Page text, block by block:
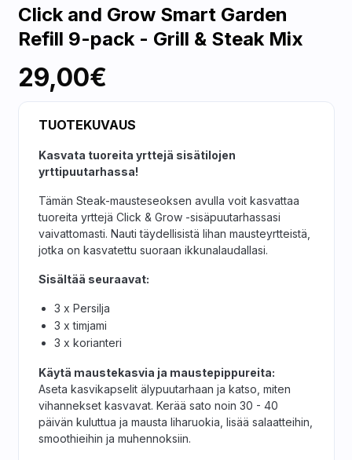
Click and Grow Smart Garden
Refill 9-pack - Grill & Steak Mix
29,00€
TUOTEKUVAUS
Kasvata tuoreita yrttejä sisätilojen
yrttipuutarhassa!
Tämän Steak-mausteseoksen avulla voit kasvattaa
tuoreita yrttejä Click & Grow -sisäpuutarhassasi
vaivattomasti. Nauti täydellisistä lihan mausteyrtteistä,
jotka on kasvatettu suoraan ikkunalaudallasi.
Sisältää seuraavat:
3 x Persilja
3 x timjami
3 x korianteri
Käytä maustekasvia ja maustepippureita:
Aseta kasvikapselit älypuutarhaan ja katso, miten
vihannekset kasvavat. Kerää sato noin 30 - 40
päivän kuluttua ja mausta liharuokia, lisää salaatteihin,
smoothieihin ja muhennoksiin.